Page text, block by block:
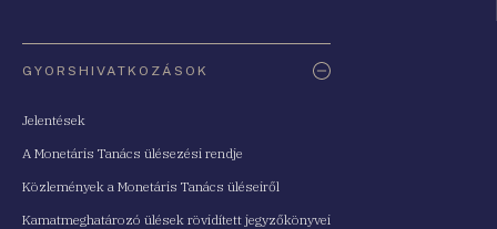
GYORSHIVATKOZÁSOK
Jelentések
A Monetáris Tanács ülésezési rendje
Közlemények a Monetáris Tanács üléseiről
Kamatmeghatározó ülések rövidített jegyzőkönyvei